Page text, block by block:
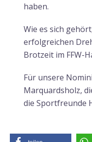
haben.
Wie es sich
erfolgreichen
Brotzeit im FFW-
Für unsere
Marquardsholz,
die Sportfreunde